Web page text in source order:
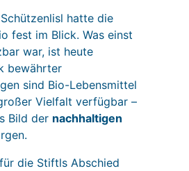
hatte die
fest im Blick. Was einst
war, ist heute
bewährter
sind Bio-Lebensmittel
Vielfalt verfügbar –
Bild der nachhaltigen
die Stiftls Abschied